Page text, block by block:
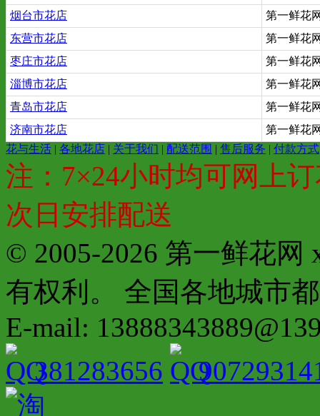
烟台市花店
第一鲜花
东营市花店
第一鲜花
枣庄市花店
第一鲜花
淄博市花店
第一鲜花
青岛市花店
第一鲜花
济南市花店
第一鲜花
花与生活 | 各地花店 | 关于我们 | 配送范围 | 售后服务 | 付款方式
注：7×24小时均可网上
次日安排配送
© 2005-2026 第一鲜花网
有权利。 全国各地城市
E-mail:
381283656